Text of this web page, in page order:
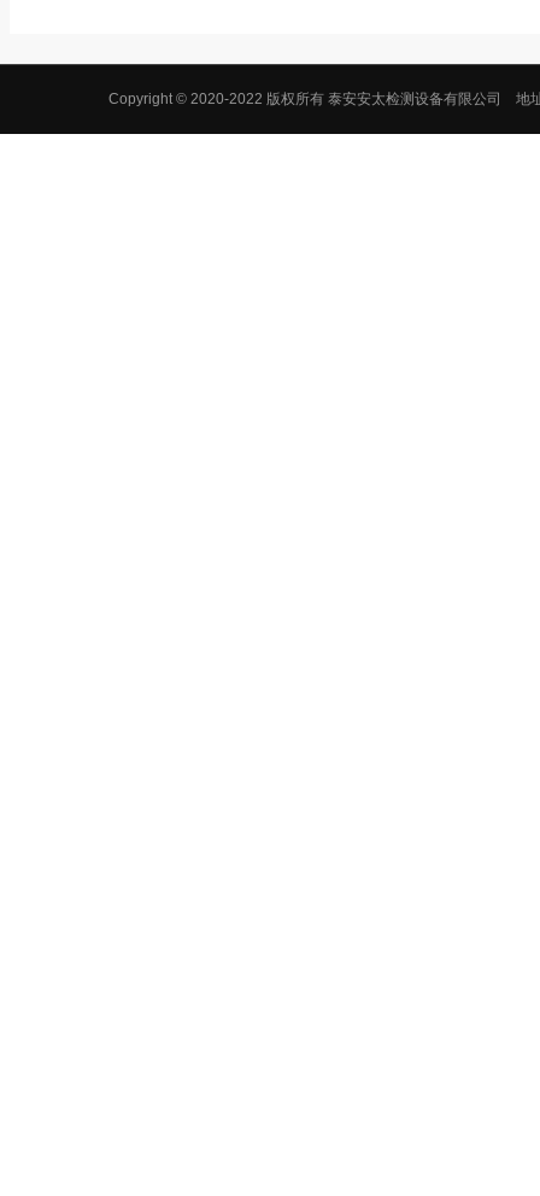
Copyright © 2020-2022 版权所有 泰安安太检测设备有限公司